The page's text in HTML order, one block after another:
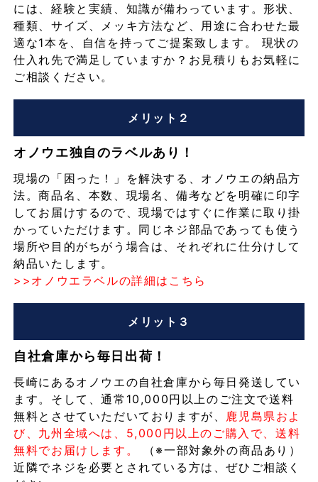
には、経験と実績、知識が備わっています。形状、
種類、サイズ、メッキ方法など、用途に合わせた最
適な1本を、自信を持ってご提案致します。 現状の
仕入れ先で満足していますか？お見積りもお気軽に
ご相談ください。
メリット２
オノウエ独自のラベルあり！
現場の「困った！」を解決する、オノウエの納品方
法。商品名、本数、現場名、備考などを明確に印字
してお届けするので、現場ではすぐに作業に取り掛
かっていただけます。同じネジ部品であっても使う
場所や目的がちがう場合は、それぞれに仕分けして
納品いたします。
>>オノウエラベルの詳細はこちら
メリット３
自社倉庫から毎日出荷！
長崎にあるオノウエの自社倉庫から毎日発送してい
ます。そして、通常10,000円以上のご注文で送料
無料とさせていただいておりますが、 鹿児島県およ
び、九州全域へは、5,000円以上のご購入で、送料
無料でお届けします。
（※一部対象外の商品あり）
近隣でネジを必要とされている方は、ぜひご相談く